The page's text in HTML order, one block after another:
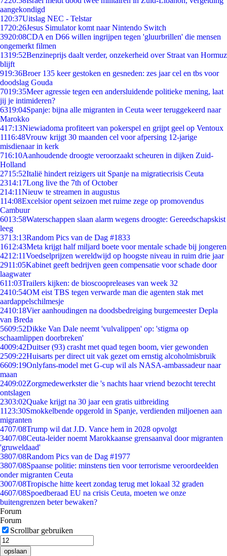
aangekondigd
1 20:37Uitslag NEC - Telstar
1720:26Jesus Simulator komt naar Nintendo Switch
3920:08CDA en D66 willen ingrijpen tegen 'gluurbrillen' die mensen
ongemerkt filmen
1319:52Benzineprijs daalt verder, onzekerheid over Straat van Hormuz
blijft
919:36Broer 135 keer gestoken en gesneden: zes jaar cel en tbs voor
doodslag Gouda
7019:35Meer agressie tegen een andersluidende politieke mening, laat
jij je intimideren?
6319:04Spanje: bijna alle migranten in Ceuta weer teruggekeerd naar
Marokko
417:13Niewiadoma profiteert van pokerspel en grijpt geel op Ventoux
1116:48Vrouw krijgt 30 maanden cel voor afpersing 12-jarige
misdienaar in kerk
716:10Aanhoudende droogte veroorzaakt scheuren in dijken Zuid-
Holland
2715:52Italië hindert reizigers uit Spanje na migratiecrisis Ceuta
2314:17Long live the 7th of October
214:11Nieuw te streamen in augustus
114:08Excelsior opent seizoen met ruime zege op promovendus
Cambuur
6013:58Waterschappen slaan alarm wegens droogte: Gereedschapskist
leeg
3713:13Random Pics van de Dag #1833
1612:43Meta krijgt half miljard boete voor mentale schade bij jongeren
4212:11Voedselprijzen wereldwijd op hoogste niveau in ruim drie jaar
2911:05Kabinet geeft bedrijven geen compensatie voor schade door
laagwater
611:03Trailers kijken: de bioscoopreleases van week 32
2410:54OM eist TBS tegen verwarde man die agenten stak met
aardappelschilmesje
2410:18Vier aanhoudingen na doodsbedreiging burgemeester Depla
van Breda
5609:52Dikke Van Dale neemt 'vulvalippen' op: 'stigma op
schaamlippen doorbreken'
4009:42Duitser (93) crasht met quad tegen boom, vier gewonden
2509:22Huisarts per direct uit vak gezet om ernstig alcoholmisbruik
6609:19Onlyfans-model met G-cup wil als NASA-ambassadeur naar
maan
2409:02Zorgmedewerkster die 's nachts haar vriend bezocht terecht
ontslagen
2303:02Quake krijgt na 30 jaar een gratis uitbreiding
11 23:30Smokkelbende opgerold in Spanje, verdienden miljoenen aan
migranten
4707/08Trump wil dat J.D. Vance hem in 2028 opvolgt
3407/08Ceuta-leider noemt Marokkaanse grensaanval door migranten
'gruweldaad'
3807/08Random Pics van de Dag #1977
3807/08Spaanse politie: minstens tien voor terrorisme veroordeelden
onder migranten Ceuta
3007/08Tropische hitte keert zondag terug met lokaal 32 graden
4607/08Spoedberaad EU na crisis Ceuta, moeten we onze
buitengrenzen beter bewaken?
Forum
Forum
Scrollbar gebruiken
opslaan